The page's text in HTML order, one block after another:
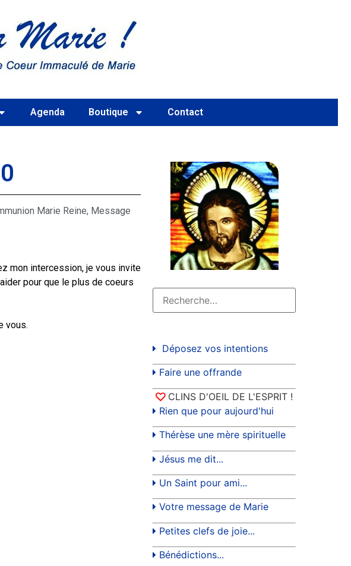
Agenda Boutique Contact
Marie Reine, Message
mon intercession, je vous invite
pour que le plus de coeurs
vous.
Déposez vos intentions
Faire une offrande
CLINS D'OEIL DE L'ESPRIT !
Rien que pour aujourd'hui
Thérèse une mère spirituelle
Jésus me dit...
Un Saint pour ami...
Votre message de Marie
Petites clefs de joie...
Bénédictions...